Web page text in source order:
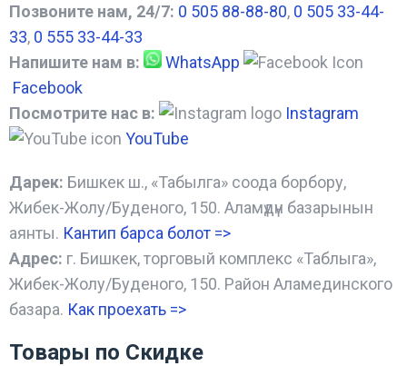
Позвоните нам, 24/7: 0 505 88-88-80, 0 505 33-44-
33, 0 555 33-44-33
Напишите нам в:
WhatsApp
Facebook
Посмотрите нас в:
Instagram
YouTube
Дарек: Бишкек ш., «Табылга» соода борбору,
Жибек-Жолу/Буденого, 150. Аламүдүн базарынын
аянты. Кантип барса болот =>
Адрес: г. Бишкек, торговый комплекс «Таблыга»,
Жибек-Жолу/Буденого, 150. Район Аламединского
базара. Как проехать =>
Товары по Скидке